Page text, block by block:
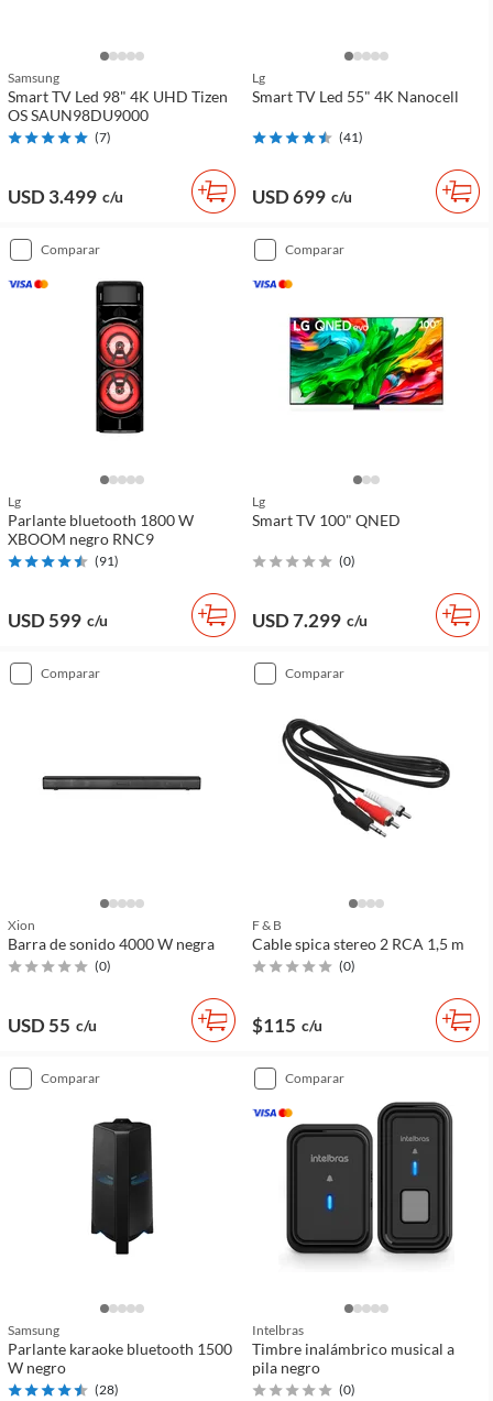
Samsung
Smart TV Led 98" 4K UHD Tizen
OS SAUN98DU9000
(7)
USD 3.499 c/u
Lg
Smart TV Led 55" 4K Nanocell
(41)
USD 699 c/u
comparar
Lg
Parlante bluetooth 1800 W
XBOOM negro RNC9
(91)
USD 599 c/u
comparar
Lg
Smart TV 100" QNED
(0)
USD 7.299 c/u
comparar
Xion
Barra de sonido 4000 W negra
(0)
USD 55 c/u
comparar
F & B
Cable spica stereo 2 RCA 1,5 m
(0)
$115 c/u
comparar
Samsung
Parlante karaoke bluetooth 1500
W negro
(28)
comparar
Intelbras
Timbre inalámbrico musical a
pila negro
(0)